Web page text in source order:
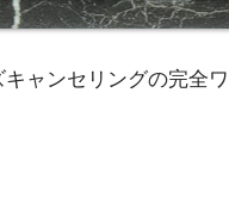
ャンセリングの完全